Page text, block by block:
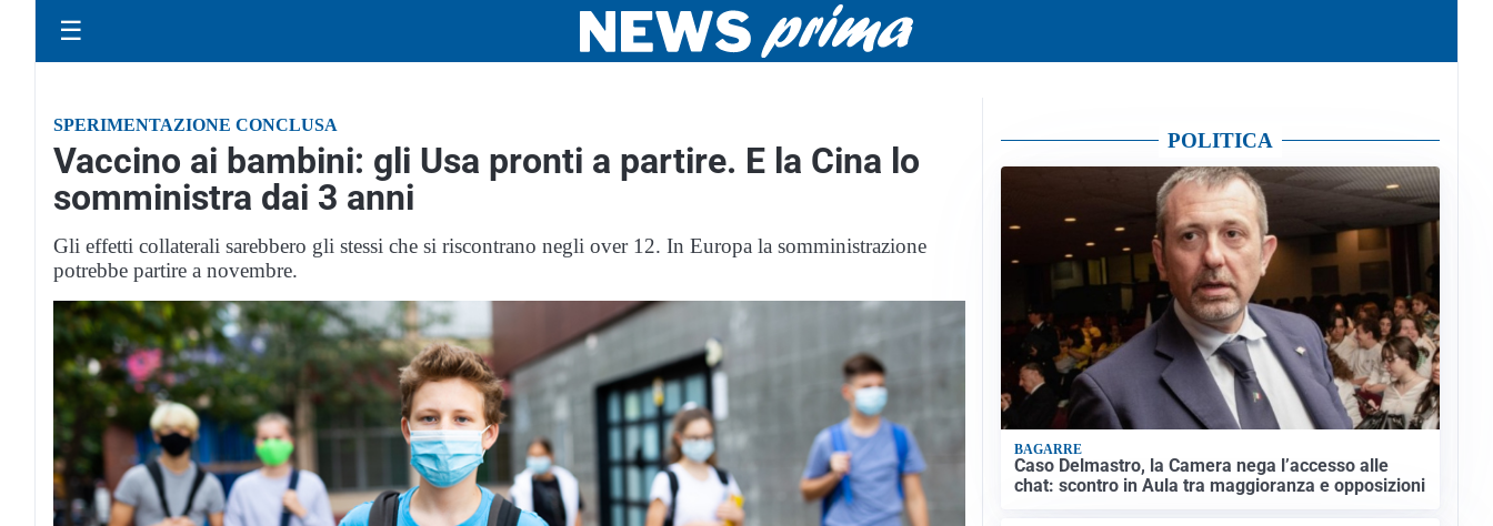
☰
SPERIMENTAZIONE CONCLUSA
Vaccino ai bambini: gli Usa pronti a partire. E la Cina lo
somministra dai 3 anni
Gli effetti collaterali sarebbero gli stessi che si riscontrano negli over 12. In Europa la somministrazione
potrebbe partire a novembre.
POLITICA
BAGARRE
Caso Delmastro, la Camera nega l’accesso alle
chat: scontro in Aula tra maggioranza e opposizioni